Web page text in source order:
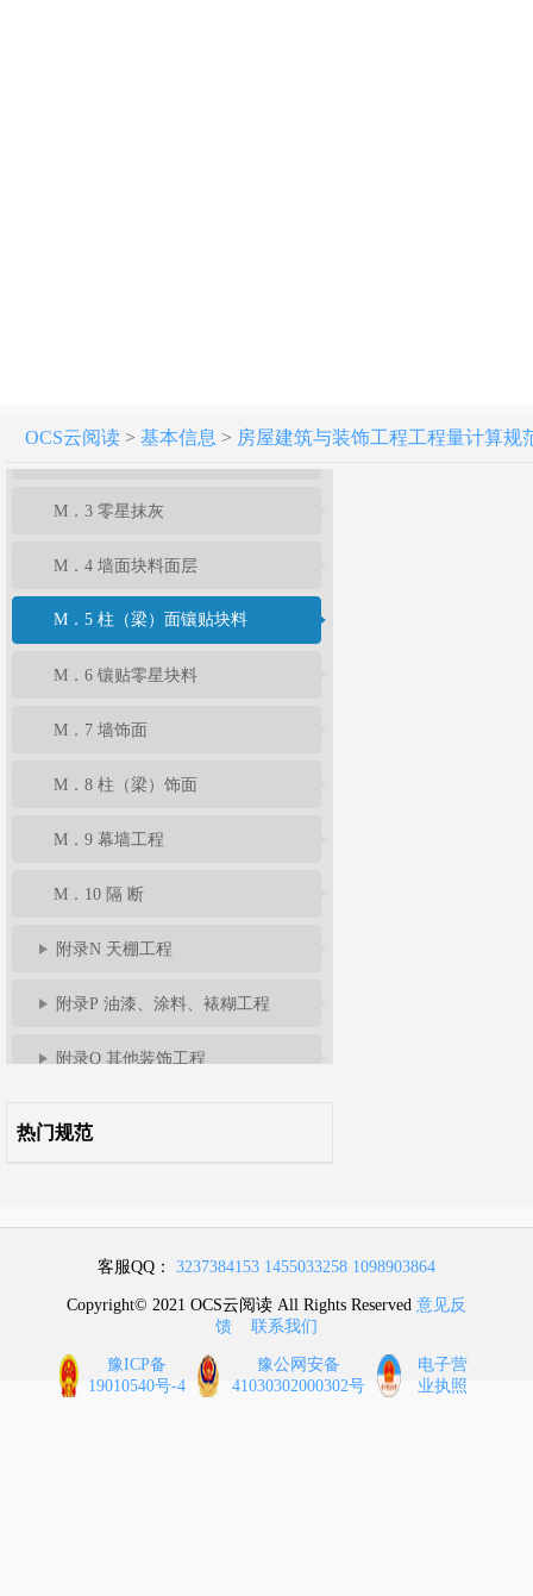
OCS云阅读> 基本信息 > 房屋建筑与装饰工程工程量计算规
M．3 零星抹灰
M．4 墙面块料面层
M．5 柱（梁）面镶贴块料
M．6 镶贴零星块料
M．7 墙饰面
M．8 柱（梁）饰面
M．9 幕墙工程
M．10 隔 断
附录N 天棚工程
附录P 油漆、涂料、裱糊工程
附录Q 其他装饰工程
引用标准名录
热门规范
客服QQ： 3237384153 1455033258 1098903864
Copyright© 2021 OCS云阅读 All Rights Reserved 意见反
馈
联系我们
豫ICP备
19010540号-4
豫公网安备
41030302000302号
电子营
业执照